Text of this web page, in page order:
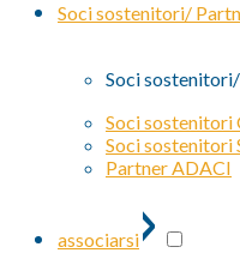
Soci sostenitori/
Soci
Soci sostenitori
Soci sostenitori
Partner ADACI
associarsi›